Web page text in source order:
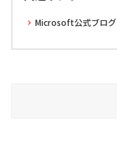
Microsoft公式ブログ